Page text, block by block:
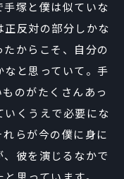
塚と僕は似ていな
正反対の部分しかな
からこそ、自分の
と思っていて。手
のがたくさんあっ
くうえで必要にな
らが今の僕に身に
彼を演じるなかで